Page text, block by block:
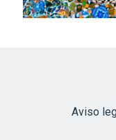
Aviso